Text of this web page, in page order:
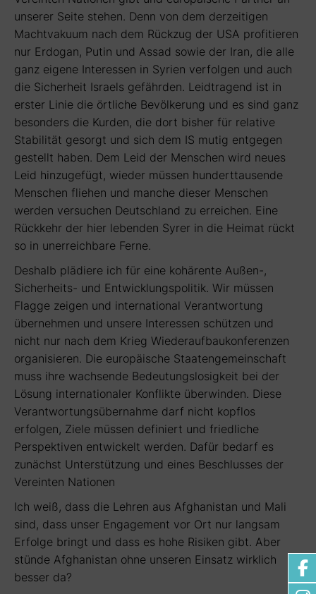
unserer Seite stehen. Denn von dem derzeitigen
Machtvakuum nach dem Rückzug der USA profitieren
nur Erdogan, Putin und Assad sowie der Iran, die alle
ganz eigene Interessen in Syrien verfolgen und auch
die Sicherheit Israels gefährden. Leidtragend ist in
erster Linie die örtliche Bevölkerung und es sind ganz
besonders die Kurden, die dort bisher für relative
Stabilität gesorgt und sich dem IS mutig entgegen
gestellt haben. Dem Leid der Menschen wird neues
Leid hinzugefügt, wieder müssen hunderttausende
Menschen fliehen und manche dieser Menschen
werden versuchen Deutschland zu erreichen. Eine
Rückkehr der hier lebenden Syrer in die Heimat rückt
so in unerreichbare Ferne.
Deshalb plädiere ich für eine kohärente Außen-,
Sicherheits- und Entwicklungspolitik. Wir müssen
Flagge zeigen und international Verantwortung
übernehmen und unsere Interessen schützen und
nicht nur nach dem Krieg Wiederaufbaukonferenzen
organisieren. Die europäische Staatengemeinschaft
muss ihre wachsende Bedeutungslosigkeit bei der
Lösung internationaler Konflikte überwinden. Diese
Verantwortungsübernahme darf nicht kopflos
erfolgen, Ziele müssen definiert und friedliche
Perspektiven entwickelt werden. Dafür bedarf es
zunächst Unterstützung und eines Beschlusses der
Vereinten Nationen
Ich weiß, dass die Lehren aus Afghanistan und Mali
sind, dass unser Engagement vor Ort nur langsam
Erfolge bringt und dass es hohe Risiken gibt. Aber
stünde Afghanistan ohne unseren Einsatz wirklich
besser da?